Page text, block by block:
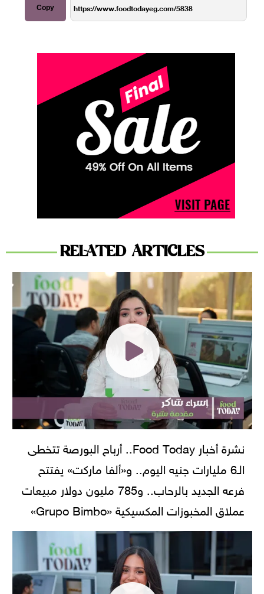
Copy
RELATED ARTICLES
نشرة أخبار Food Today.. أرباح البورصة تتخطى
الـ6 مليارات جنيه اليوم.. و«ألفا ماركت» يفتتح
فرعه الجديد بالرحاب.. و785 مليون دولار مبيعات
عملاق المخبوزات المكسيكية «Grupo Bimbo»